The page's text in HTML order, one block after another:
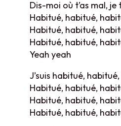
Dis-moi où t’as mal,
Habitué, habitué,
Habitué, habitué,
Habitué, habitué,
Yeah yeah
J’suis habitué,
Habitué, habitué,
Habitué, habitué,
Habitué, habitué,